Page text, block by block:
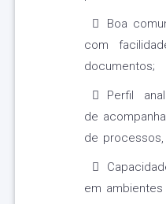
Boa
com
documentos;
Perfil
de
de
em